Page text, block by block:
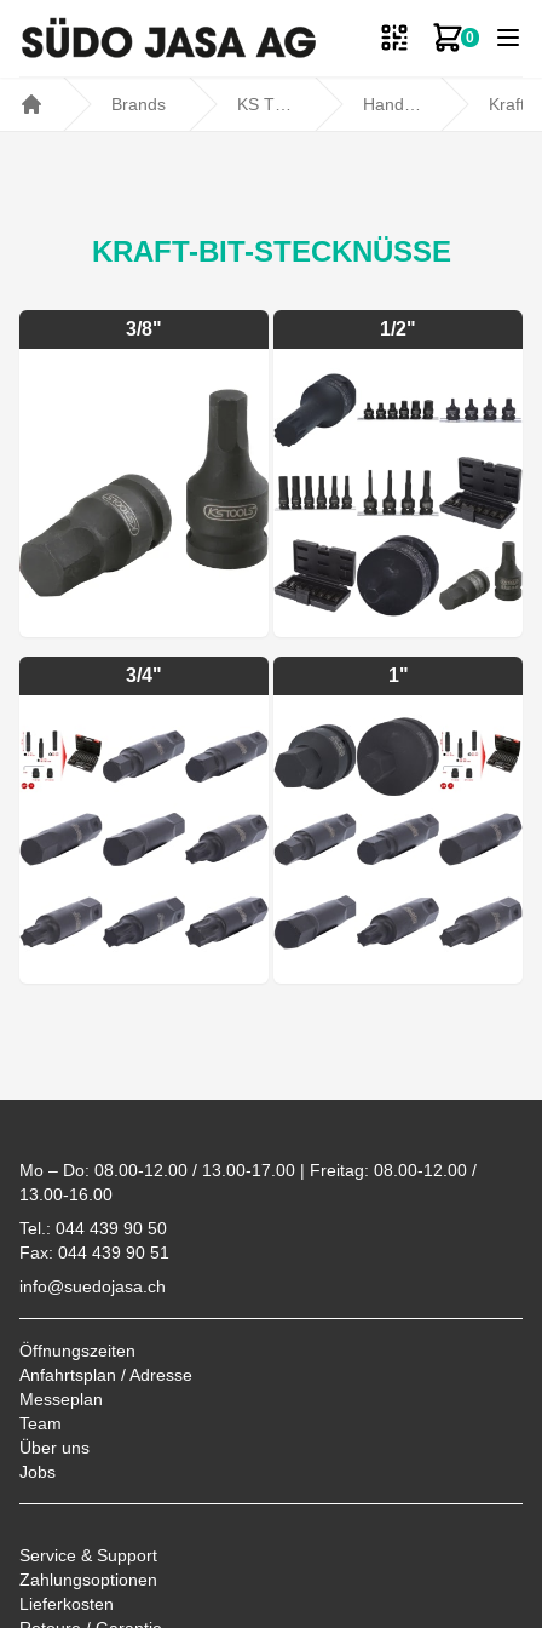
0
Zum
Brands
KRAFT-BIT-STECKNÜSSE
3/8" 1/2"
3/4" 1"
Mo – Do: 08.00-12.00 / 13.00-17.00 | Freitag: 08.00-12.00 /
13.00-16.00
Tel.: 044 439 90 50
Fax: 044 439 90 51
info@suedojasa.ch
Öffnungszeiten
Anfahrtsplan / Adresse
Messeplan
Team
Über uns
Jobs
Service & Support
Zahlungsoptionen
Lieferkosten